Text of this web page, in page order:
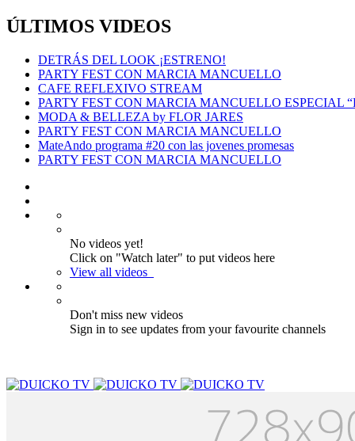
ÚLTIMOS VIDEOS
DETRÁS DEL LOOK ¡ESTRENO!
PARTY FEST CON MARCIA MANCUELLO
CAFE REFLEXIVO STREAM
PARTY FEST CON MARCIA MANCUELLO ESPECIAL
MODA & BELLEZA by FLOR JARES
PARTY FEST CON MARCIA MANCUELLO
MateAndo programa #20 con las jovenes promesas
PARTY FEST CON MARCIA MANCUELLO
No videos yet!
Click on "Watch later" to put videos here
View all videos
Don't miss new videos
Sign in to see updates from your favourite channels